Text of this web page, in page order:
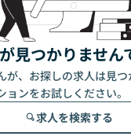
見つかりません
が、お探しの求人は見
ョンをお試しください。
求人を検索する